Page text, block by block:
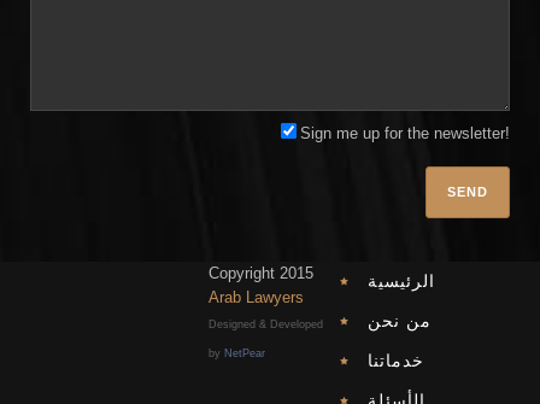
Sign me up for the newsletter!
الرئيسية
من نحن
خدماتنا
Copyright 2015
Arab Lawyers
Designed & Developed
by NetPear